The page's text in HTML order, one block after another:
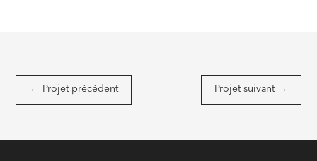
← Projet précédent Projet suivant→